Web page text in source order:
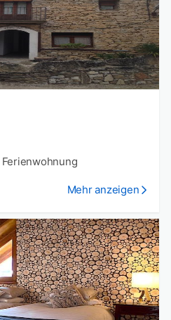
Mehr anzeigen